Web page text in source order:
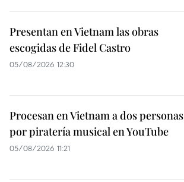
Presentan en Vietnam las obras
escogidas de Fidel Castro
05/08/2026 12:30
Procesan en Vietnam a dos personas
por piratería musical en YouTube
05/08/2026 11:21